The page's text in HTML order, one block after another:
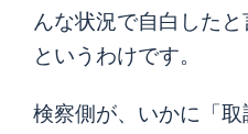
んな状況で自白した
というわけです。
検察側が、いかに「